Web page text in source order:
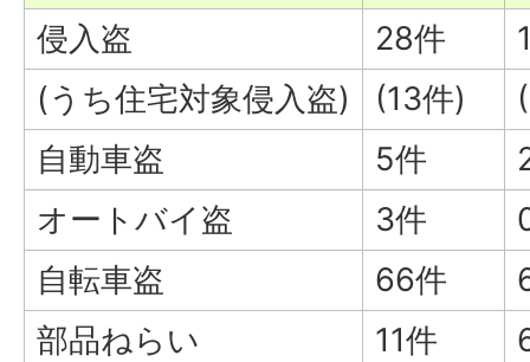
侵入盗
28件
(うち住宅対象侵入盗)
(13件)
自動車盗
5件
オートバイ盗
3件
自転車盗
66件
部品ねらい
11件